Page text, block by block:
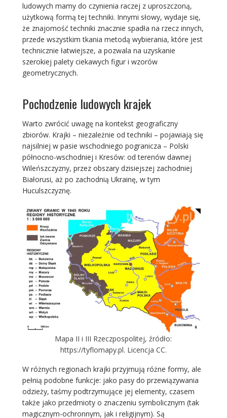
ludowych mamy do czynienia raczej z uproszczoną,
użytkową formą tej techniki. Innymi słowy, wydaje się,
że znajomość techniki znacznie spadła na rzecz innych,
przede wszystkim tkania metodą wybierania, które jest
technicznie łatwiejsze, a pozwala na uzyskanie
szerokiej palety ciekawych figur i wzorów
geometrycznych.
Pochodzenie ludowych krajek
Warto zwrócić uwagę na kontekst geograficzny
zbiorów. Krajki – niezależnie od techniki – pojawiają się
najsilniej w pasie wschodniego pogranicza – Polski
północno-wschodniej i Kresów: od terenów dawnej
Wileńszczyzny, przez obszary dzisiejszej zachodniej
Białorusi, aż po zachodnią Ukrainę, w tym
Huculszczyznę.
Mapa II i III Rzeczpospolitej, źródło:
https://tyflomapy.pl. Licencja CC.
W różnych regionach krajki przyjmują różne formy, ale
pełnią podobne funkcje: jako pasy do przewiązywania
odzieży, taśmy podtrzymujące jej elementy, czasem
także jako przedmioty o znaczeniu symbolicznym (tak
magicznym-ochronnym, jak i religijnym). Są